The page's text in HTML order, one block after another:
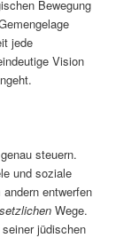
Bewegung
jede
Vision
steuern.
und soziale
entwerfen
Wege.
jüdischen